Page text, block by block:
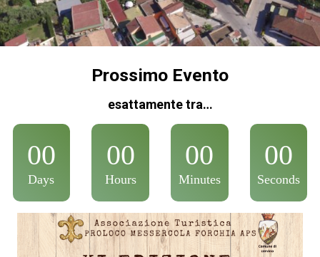
Prossimo Evento
esattamente tra…
00
Days
00
Hours
00
Minutes
00
Seconds